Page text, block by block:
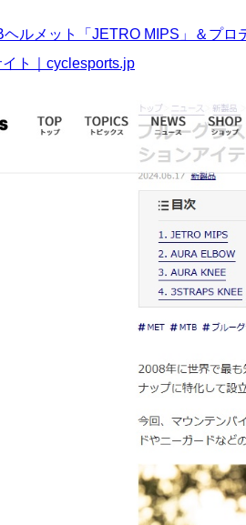
ルメット「JETRO MIPS」＆プ
ト｜cyclesports.jp